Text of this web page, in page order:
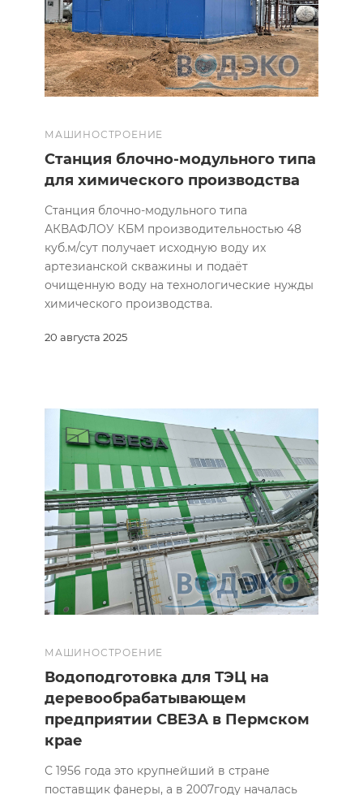
МАШИНОСТРОЕНИЕ
20 августа 2025
Станция блочно-модульного типа
для химического производства
Станция блочно-модульного типа
АКВАФЛОУ КБМ производительностью 48
куб.м/сут получает исходную воду их
артезианской скважины и подаёт
очищенную воду на технологические нужды
химического производства.
МАШИНОСТРОЕНИЕ
Водоподготовка для ТЭЦ на
деревообрабатывающем
предприятии СВЕЗА в Пермском
крае
С 1956 года это крупнейший в стране
поставщик фанеры, а в 2007году началась